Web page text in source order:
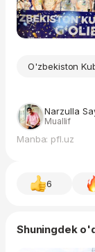
O'zbekiston
Narzulla
Muallif
Manba: pfl.uz
6
Shuningdek